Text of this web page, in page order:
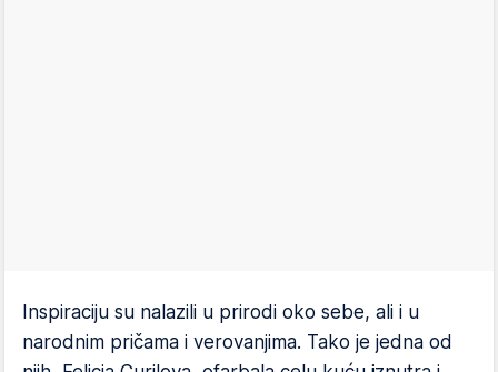
Inspiraciju su nalazili u prirodi oko sebe, ali i u
narodnim pričama i verovanjima. Tako je jedna od